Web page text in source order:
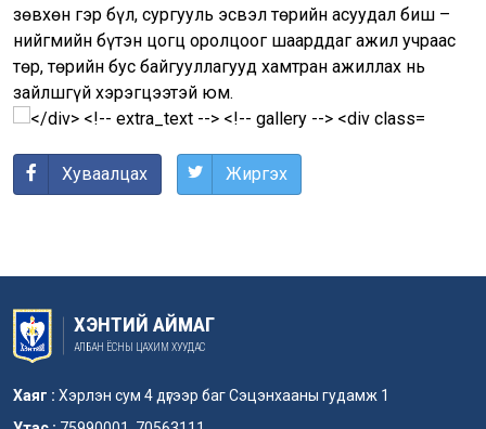
зөвхөн гэр бүл, сургууль эсвэл төрийн асуудал биш –
нийгмийн бүтэн цогц оролцоог шаарддаг ажил учраас
төр, төрийн бус байгууллагууд хамтран ажиллах нь
зайлшгүй хэрэгцээтэй юм.
Хуваалцах Жиргэх
ХЭНТИЙ АЙМАГ
АЛБАН ЁСНЫ ЦАХИМ ХУУДАС
Хаяг : Хэрлэн сум 4 дүгээр баг Сэцэнхааны гудамж 1